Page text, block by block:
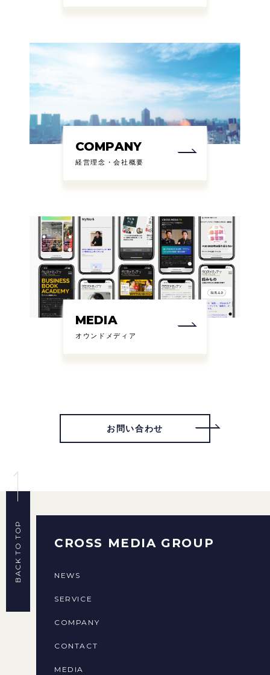
COMPANY
経営理念・会社概要
MEDIA
オウンドメディア
お問い合わせ
BACK TO TOP CROSS MEDIA GROUP
NEWS
SERVICE
COMPANY
CONTACT
MEDIA